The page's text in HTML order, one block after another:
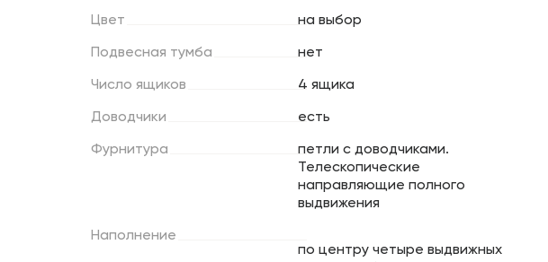
Цвет на выбор
Подвесная тумба нет
Число ящиков 4 ящика
Доводчики есть
Фурнитура
петли с доводчиками.
Телескопические
направляющие полного
выдвижения
Наполнение
по центру четыре выдвижных